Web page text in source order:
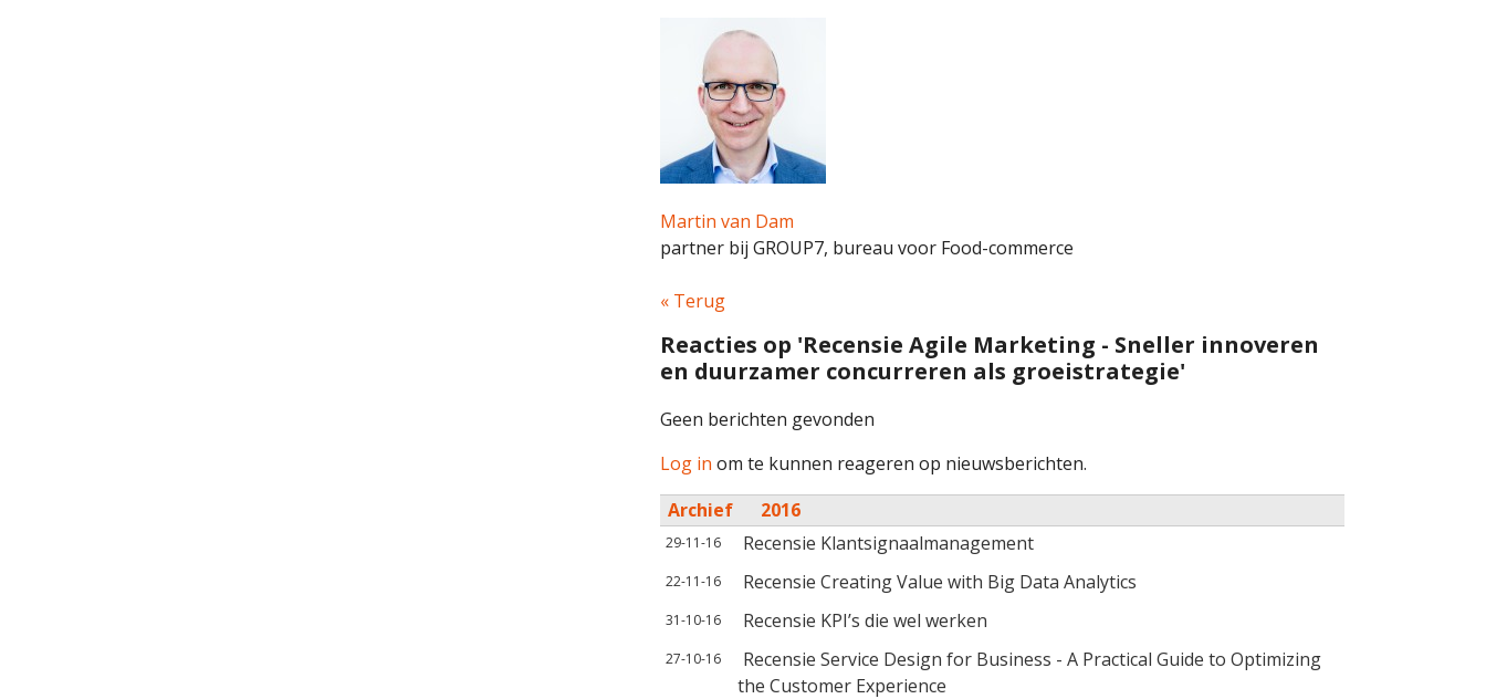
Martin van Dam
partner bij GROUP7, bureau voor Food-commerce
« Terug
Reacties op 'Recensie Agile Marketing - Sneller innoveren
en duurzamer concurreren als groeistrategie'
Geen berichten gevonden
Log in om te kunnen reageren op nieuwsberichten.
Archief
2016
29-11-16 Recensie Klantsignaalmanagement
22-11-16 Recensie Creating Value with Big Data Analytics
31-10-16 Recensie KPI’s die wel werken
27-10-16
Recensie Service Design for Business - A Practical Guide to Optimizing
the Customer Experience